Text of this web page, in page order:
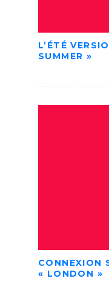
L’ÉTÉ
SUMMER »
CONNEXION
« LONDON »